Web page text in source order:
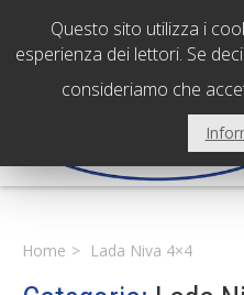
PADOVA - Sede centrale
VICENZA - Filiale
Home Lada Niva 4×4
Questo sito utilizza i
esperienza dei lettori. Se
consideriamo che